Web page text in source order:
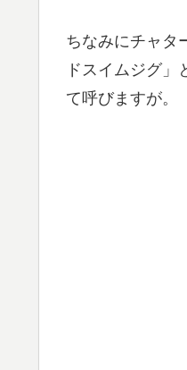
ちなみにチャタ
ドスイムジグ
て呼びますが。